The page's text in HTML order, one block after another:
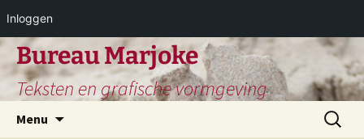
Inloggen
Ga
naar
inhoud
Bureau Marjoke
Teksten en grafische vormgeving
Menu
Zoeken
naar: